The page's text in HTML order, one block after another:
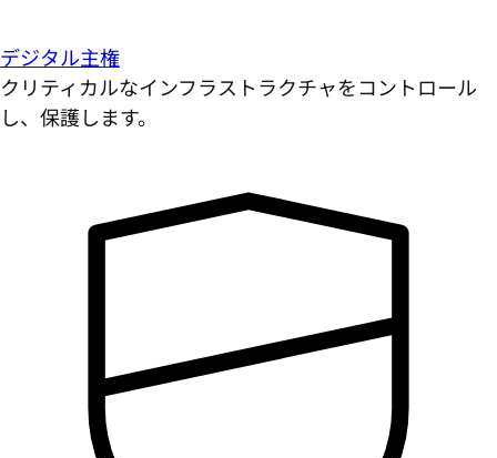
デジタル主権
クリティカルなインフラストラクチャをコントロール
し、保護します。